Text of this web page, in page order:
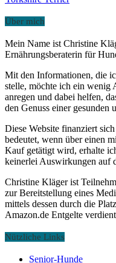
Über mich
Mein Name ist Christine
Ernährungsberaterin für
Mit den Informationen, die
stelle, möchte ich ein wenig
anregen und dabei helfen,
den Genuss einer gesunden
Diese Website finanziert
bedeutet, wenn über einen
Kauf getätigt wird, erhalte
keinerlei Auswirkungen auf
Christine Kläger ist
zur Bereitstellung eines
mittels dessen durch die
Amazon.de Entgelte
Nützliche Links
Senior-Hunde